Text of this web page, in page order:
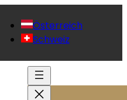
Österreich
Schweiz